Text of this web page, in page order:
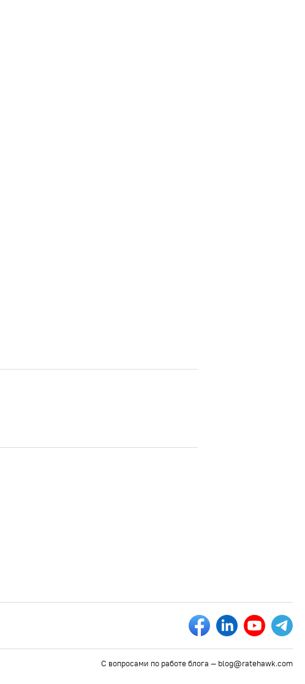
С вопросами по работе блога — blog@ratehawk.com